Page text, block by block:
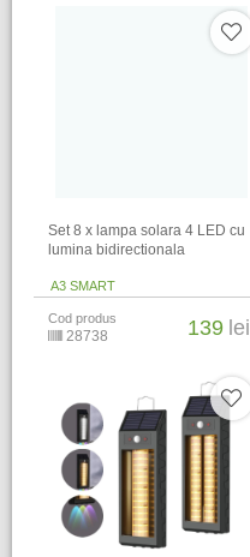
Set 8 x lampa solara 4 LED cu
lumina bidirectionala
A3 SMART
Cod produs
28738 139 lei